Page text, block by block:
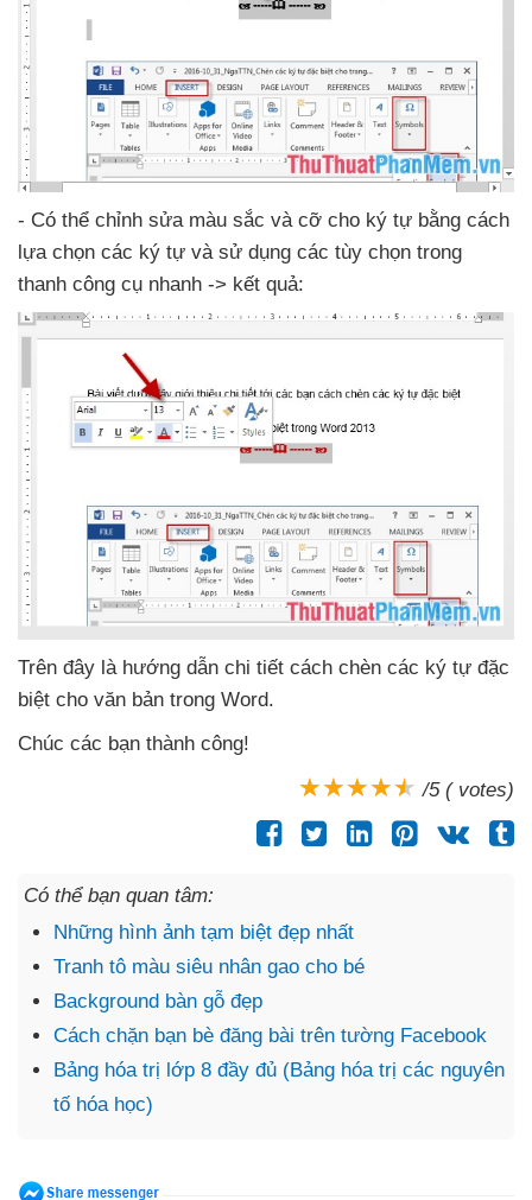
- Có thể chỉnh sửa màu sắc và cỡ cho ký tự bằng cách
lựa chọn các ký tự và sử dụng các tùy chọn trong
thanh công cụ nhanh -> kết quả:
Trên đây là hướng dẫn chi tiết cách chèn các ký tự đặc
biệt cho văn bản trong Word.
Chúc các bạn thành công!
/5 ( votes)
Có thể bạn quan tâm:
Những hình ảnh tạm biệt đẹp nhất
Tranh tô màu siêu nhân gao cho bé
Background bàn gỗ đẹp
Cách chặn bạn bè đăng bài trên tường Facebook
Bảng hóa trị lớp 8 đầy đủ (Bảng hóa trị các nguyên
tố hóa học)